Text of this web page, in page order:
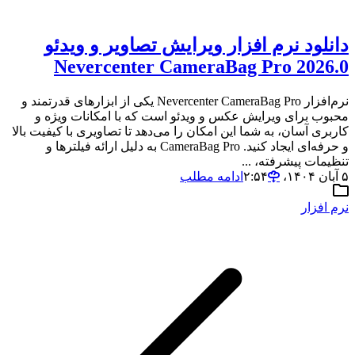
دانلود نرم افزار ویرایش تصاویر و ویدئو
Nevercenter CameraBag Pro 2026.0
نرم‌افزار Nevercenter CameraBag Pro یکی از ابزارهای قدرتمند و
محبوب برای ویرایش عکس و ویدئو است که با امکانات ویژه و
کاربری آسان، به شما این امکان را می‌دهد تا تصاویری با کیفیت بالا
و حرفه‌ای ایجاد کنید. CameraBag Pro به دلیل ارائه فیلترها و
تنظیمات پیشرفته، ...
۵ آبان ۱۴۰۴،‏ ۲:۵۴
ادامه مطلب
نرم افزار